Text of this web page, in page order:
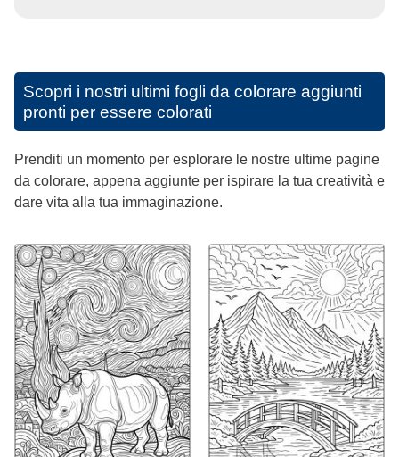
Scopri i nostri ultimi fogli da colorare aggiunti
pronti per essere colorati
Prenditi un momento per esplorare le nostre ultime pagine
da colorare, appena aggiunte per ispirare la tua creatività e
dare vita alla tua immaginazione.